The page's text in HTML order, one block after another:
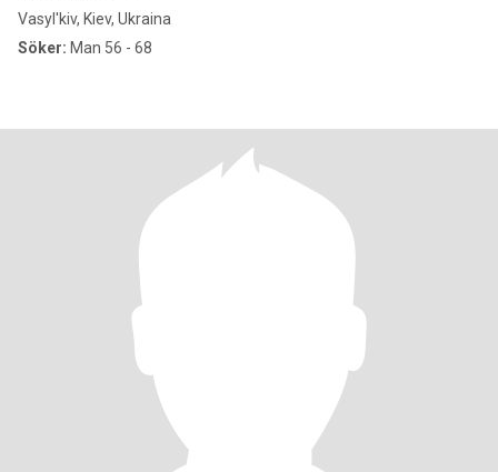
Vasyl'kiv, Kiev, Ukraina
Söker: Man 56 - 68